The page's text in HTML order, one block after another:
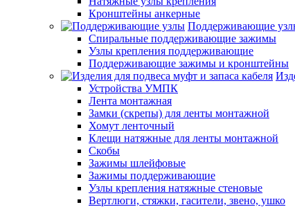
Кронштейны анкерные
Поддерживающие
Спиральные поддерживающие зажимы
Узлы крепления поддерживающие
Поддерживающие зажимы и кронштейны
Устройства УМПК
Лента монтажная
Замки (скрепы) для ленты монтажной
Хомут ленточный
Клещи натяжные для ленты монтажной
Скобы
Зажимы шлейфовые
Зажимы поддерживающие
Узлы крепления натяжные стеновые
Вертлюги, стяжки, гасители, звено, ушко